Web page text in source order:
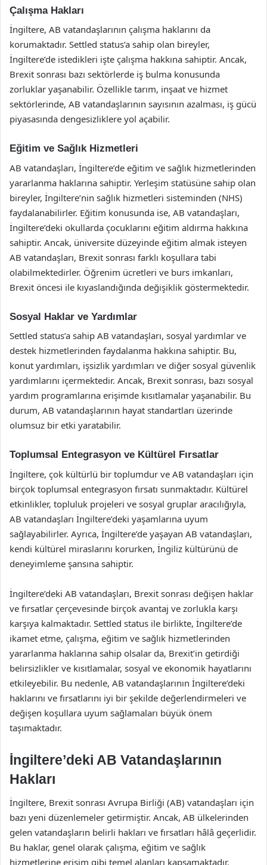
Çalışma Hakları
İngiltere, AB vatandaşlarının çalışma haklarını da
korumaktadır. Settled status’a sahip olan bireyler,
İngiltere’de istedikleri işte çalışma hakkına sahiptir. Ancak,
Brexit sonrası bazı sektörlerde iş bulma konusunda
zorluklar yaşanabilir. Özellikle tarım, inşaat ve hizmet
sektörlerinde, AB vatandaşlarının sayısının azalması, iş gücü
piyasasında dengesizliklere yol açabilir.
Eğitim ve Sağlık Hizmetleri
AB vatandaşları, İngiltere’de eğitim ve sağlık hizmetlerinden
yararlanma haklarına sahiptir. Yerleşim statüsüne sahip olan
bireyler, İngiltere’nin sağlık hizmetleri sisteminden (NHS)
faydalanabilirler. Eğitim konusunda ise, AB vatandaşları,
İngiltere’deki okullarda çocuklarını eğitim aldırma hakkına
sahiptir. Ancak, üniversite düzeyinde eğitim almak isteyen
AB vatandaşları, Brexit sonrası farklı koşullara tabi
olabilmektedirler. Öğrenim ücretleri ve burs imkanları,
Brexit öncesi ile kıyaslandığında değişiklik göstermektedir.
Sosyal Haklar ve Yardımlar
Settled status’a sahip AB vatandaşları, sosyal yardımlar ve
destek hizmetlerinden faydalanma hakkına sahiptir. Bu,
konut yardımları, işsizlik yardımları ve diğer sosyal güvenlik
yardımlarını içermektedir. Ancak, Brexit sonrası, bazı sosyal
yardım programlarına erişimde kısıtlamalar yaşanabilir. Bu
durum, AB vatandaşlarının hayat standartları üzerinde
olumsuz bir etki yaratabilir.
Toplumsal Entegrasyon ve Kültürel Fırsatlar
İngiltere, çok kültürlü bir toplumdur ve AB vatandaşları için
birçok toplumsal entegrasyon fırsatı sunmaktadır. Kültürel
etkinlikler, topluluk projeleri ve sosyal gruplar aracılığıyla,
AB vatandaşları İngiltere’deki yaşamlarına uyum
sağlayabilirler. Ayrıca, İngiltere’de yaşayan AB vatandaşları,
kendi kültürel miraslarını korurken, İngiliz kültürünü de
deneyimleme şansına sahiptir.
İngiltere’deki AB vatandaşları, Brexit sonrası değişen haklar
ve fırsatlar çerçevesinde birçok avantaj ve zorlukla karşı
karşıya kalmaktadır. Settled status ile birlikte, İngiltere’de
ikamet etme, çalışma, eğitim ve sağlık hizmetlerinden
yararlanma haklarına sahip olsalar da, Brexit’in getirdiği
belirsizlikler ve kısıtlamalar, sosyal ve ekonomik hayatlarını
etkileyebilir. Bu nedenle, AB vatandaşlarının İngiltere’deki
haklarını ve fırsatlarını iyi bir şekilde değerlendirmeleri ve
değişen koşullara uyum sağlamaları büyük önem
taşımaktadır.
İngiltere’deki AB Vatandaşlarının
Hakları
İngiltere, Brexit sonrası Avrupa Birliği (AB) vatandaşları için
bazı yeni düzenlemeler getirmiştir. Ancak, AB ülkelerinden
gelen vatandaşların belirli hakları ve fırsatları hâlâ geçerlidir.
Bu haklar, genel olarak çalışma, eğitim ve sağlık
hizmetlerine erişim gibi temel alanları kapsamaktadır.